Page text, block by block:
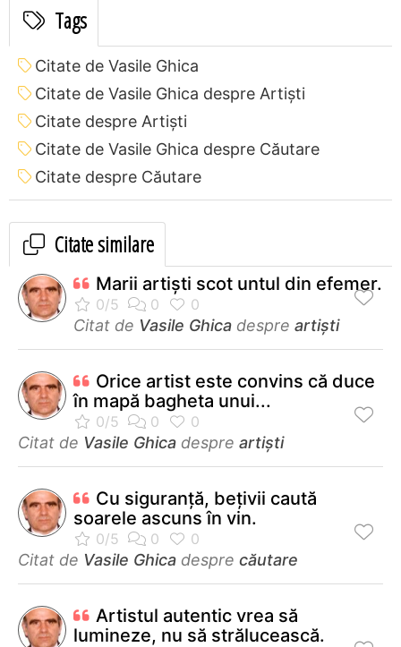
Tags
Citate de Vasile Ghica
Citate de Vasile Ghica despre Artiști
Citate despre Artiști
Citate de Vasile Ghica despre Căutare
Citate despre Căutare
Citate similare
Marii artişti scot untul din efemer.
Citat de Vasile Ghica despre artiști
Orice artist este convins că duce
în mapă bagheta unui...
Citat de Vasile Ghica despre artiști
Cu siguranţă, beţivii caută
soarele ascuns în vin.
Citat de Vasile Ghica despre căutare
Artistul autentic vrea să
lumineze, nu să strălucească.